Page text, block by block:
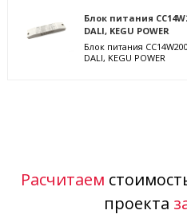
Блок питания
DALI, KEGU POWER
Блок питания
DALI, KEGU POWER
Расчитаем
проекта